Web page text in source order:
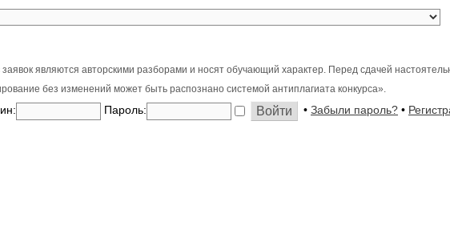
являются авторскими разборами и носят обучающий характер. Перед сдачей
без изменений может быть распознано системой антиплагиата конкурса».
Пароль: • Забыли пароль? •